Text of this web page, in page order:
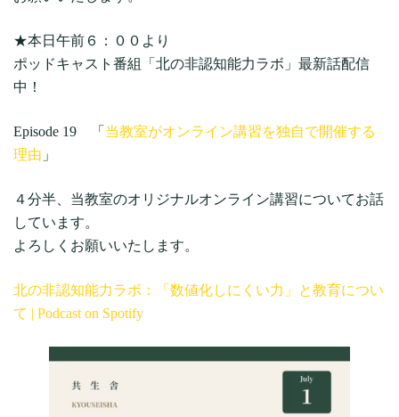
★本日午前６：００より
ポッドキャスト番組「北の非認知能力ラボ」最新話配信
中！
Episode 19 「 当教室がオンライン講習を独自で開催する
理由 」
４分半、当教室のオリジナルオンライン講習についてお話
しています。
よろしくお願いいたします。
北の非認知能力ラボ：「数値化しにくい力」と教育につい
て | Podcast on Spotify